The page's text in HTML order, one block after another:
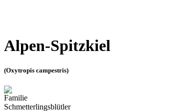
Alpen-Spitzkiel
(Oxytropis campestris)
Familie
Schmetterlingsblütler